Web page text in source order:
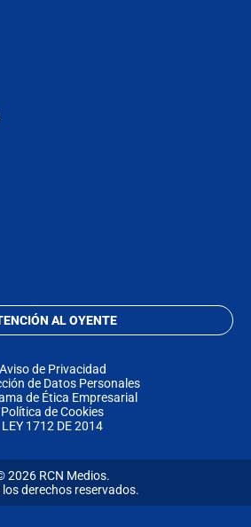
AL OYENTE
Aviso de Privacidad
de Datos Personales
de Ética Empresarial
Política de Cookies
LEY 1712 DE 2014
2026 RCN Medios.
los derechos reservados.